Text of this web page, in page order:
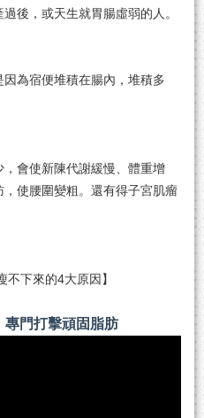
後，或天生就胃腸虛弱的人。
為宿便堆積在腸內，堆積多
會使新陳代謝緩慢、體重增
使腰圍變粗。還有得子宮肌瘤
不下來的4大原因】
專門打擊頑固脂肪